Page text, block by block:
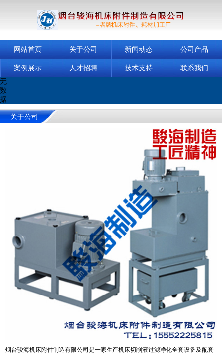
网站首页 关于公司 新闻动态 公司产品
案例展示 人才招聘 技术支持
联系我们
无
数
据
关于公司
烟台骏海机床附件制造有限公司是一家生产机床切削液过滤净化全套设备及配套